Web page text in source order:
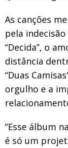
As canções
pela
“Decida”, o
distância
“Duas
orgulho e a
“Esse álbum
é só um